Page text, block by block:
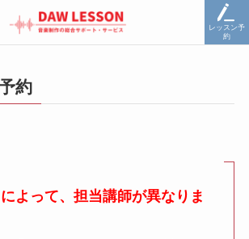
レッスン予
約
約
よって、担当講師が異なりま